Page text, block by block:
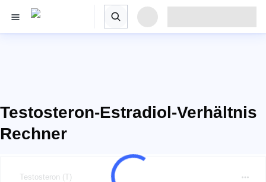
Testosteron-Estradiol-Verhältnis
Rechner
Testosteron (T)